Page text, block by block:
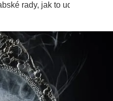
rady, jak to udělat